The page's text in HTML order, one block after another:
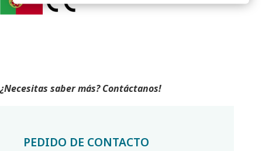
¿Necesitas saber más? Contáctanos!
PEDIDO DE CONTACTO